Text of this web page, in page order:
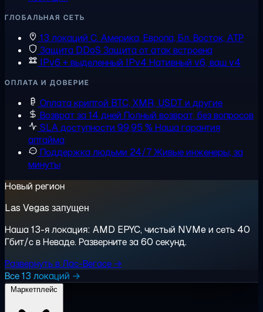
ГЛОБАЛЬНАЯ СЕТЬ
13 локаций С. Америка, Европа, Бл. Восток, АТР
Защита DDoS Защита от атак встроена
IPv6 + выделенный IPv4 Нативный v6, ваш v4
ОПЛАТА И ДОВЕРИЕ
Оплата криптой BTC, XMR, USDT и другие
Возврат за 14 дней Полный возврат, без вопросов
SLA доступности 99,95 % Наша гарантия
аптайма
Поддержка людьми 24/7Живые инженеры, за
минуты
Новый регион
Las Vegas запущен
Наша 13-я локация: AMD EPYC, чистый NVMe и сеть 40
Гбит/с в Неваде. Разверните за 60 секунд.
Развернуть в Лас-Вегасе →
Все 13 локаций →